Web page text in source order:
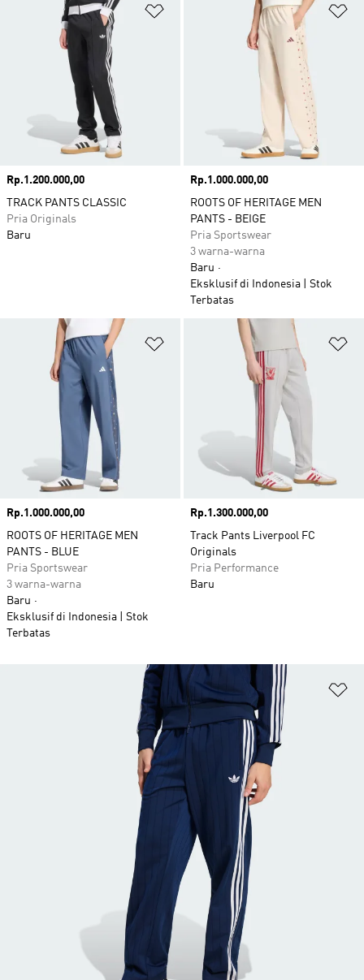
Tambahkan ke Wishlist
Harga
Rp.1.200.000,00
TRACK PANTS CLASSIC
Pria Originals
Baru
Harga
Rp.1.000.000,00
ROOTS OF HERITAGE MEN
PANTS - BEIGE
Pria Sportswear
3 warna-warna
Baru
Eksklusif di Indonesia | Stok
Terbatas
Tambahkan ke Wishlist
Harga
Rp.1.000.000,00
ROOTS OF HERITAGE MEN
PANTS - BLUE
Pria Sportswear
3 warna-warna
Baru
Eksklusif di Indonesia | Stok
Terbatas
Harga
Rp.1.300.000,00
Track Pants Liverpool FC
Originals
Pria Performance
Baru